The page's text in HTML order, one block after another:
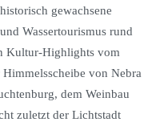
gewachsene
Wassertourismus rund
Kultur-Highlights vom
von Nebra
dem Weinbau
zuletzt der Lichtstadt